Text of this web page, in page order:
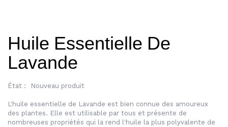
Huile Essentielle De
Lavande
État : Nouveau produit
L'huile essentielle de Lavande est bien connue des amoureux
des plantes. Elle est utilisable par tous et présente de
nombreuses propriétés qui la rend l'huile la plus polyvalente de